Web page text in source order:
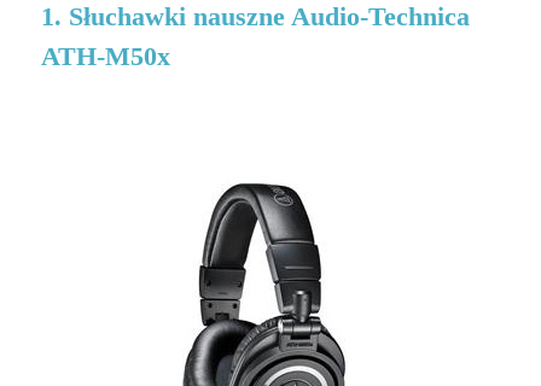
1. Słuchawki nauszne Audio-Technica
ATH-M50x